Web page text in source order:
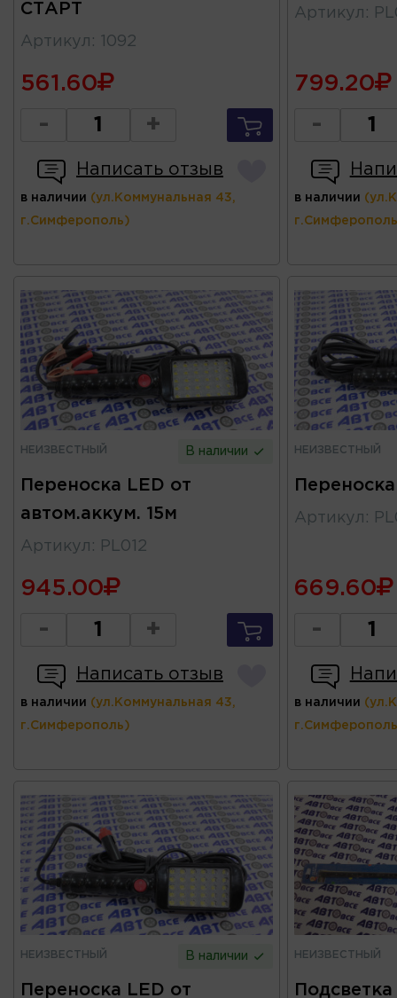
СТАРТ
Артикул : 1092
561.60
- +
Написать отзыв
в наличии (ул.Коммунальная 43,
г.Симферополь)
Артикул :
799.20
-
в наличии
НЕИЗВЕСТНЫЙ В наличии
Переноска LED от
автом.аккум. 15м
Артикул : PL012
945.00
- +
Написать отзыв
в наличии (ул.Коммунальная 43,
г.Симферополь)
НЕИЗВЕСТНЫЙ
Артикул :
669.60
-
в наличии
НЕИЗВЕСТНЫЙ В наличии
Переноска LED от
НЕИЗВЕСТНЫЙ